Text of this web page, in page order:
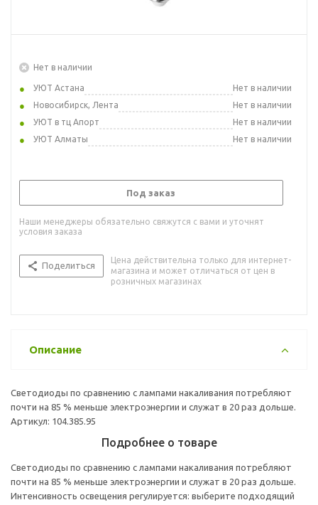
Нет в наличии
УЮТ Астана
Нет в наличии
Новосибирск, Лента
Нет в наличии
УЮТ в тц Апорт
Нет в наличии
УЮТ Алматы
Нет в наличии
Под заказ
Наши менеджеры обязательно свяжутся с вами и уточнят
условия заказа
Поделиться
Цена действительна только для интернет-
магазина и может отличаться от цен в
розничных магазинах
Описание
Светодиоды по сравнению с лампами накаливания потребляют
почти на 85 % меньше электроэнергии и служат в 20 раз дольше.
Артикул: 104.385.95
Подробнее о товаре
Светодиоды по сравнению с лампами накаливания потребляют
почти на 85 % меньше электроэнергии и служат в 20 раз дольше.
Интенсивность освещения регулируется: выберите подходящий